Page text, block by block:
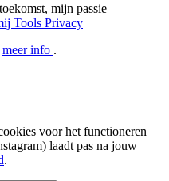
mijn passie
Tools Privacy
meer info .
voor het functioneren
laadt pas na jouw
.